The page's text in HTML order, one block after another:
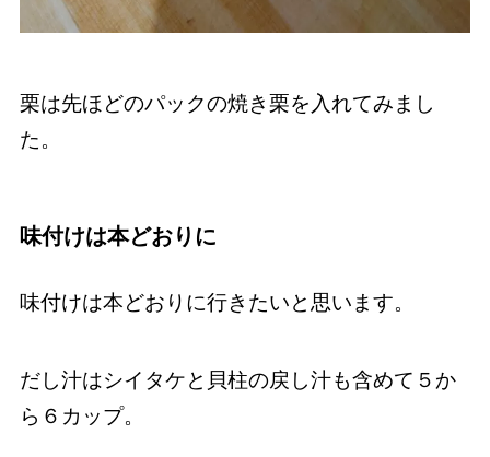
栗は先ほどのパックの焼き栗を入れてみまし
た。
味付けは本どおりに
味付けは本どおりに行きたいと思います。
だし汁はシイタケと貝柱の戻し汁も含めて５か
ら６カップ。